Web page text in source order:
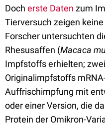
Doch erste Daten zum
Tierversuch zeigen
Forscher untersuchten
Rhesusaffen (Macaca
Impfstoffs erhielten;
Originalimpfstoffs
Auffrischimpfung mit
oder einer Version, die
Protein der Omikron-